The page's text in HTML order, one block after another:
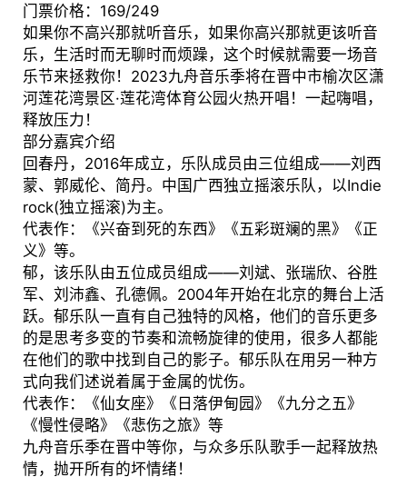
门票价格：169/249
如果你不高兴那就听音乐，如果你高兴那就更该听音
乐，生活时而无聊时而烦躁，这个时候就需要一场音
乐节来拯救你！2023九舟音乐季将在晋中市榆次区潇
河莲花湾景区·莲花湾体育公园火热开唱！一起嗨唱，
释放压力！
部分嘉宾介绍
回春丹，2016年成立，乐队成员由三位组成——刘西
蒙、郭威伦、简丹。中国广西独立摇滚乐队，以Indie
rock(独立摇滚)为主。
代表作：《兴奋到死的东西》《五彩斑斓的黑》《正
义》等。
郁，该乐队由五位成员组成——刘斌、张瑞欣、谷胜
军、刘沛鑫、孔德佩。2004年开始在北京的舞台上活
跃。郁乐队一直有自己独特的风格，他们的音乐更多
的是思考多变的节奏和流畅旋律的使用，很多人都能
在他们的歌中找到自己的影子。郁乐队在用另一种方
式向我们述说着属于金属的忧伤。
代表作：《仙女座》《日落伊甸园》《九分之五》
《慢性侵略》《悲伤之旅》等
九舟音乐季在晋中等你，与众多乐队歌手一起释放热
情，抛开所有的坏情绪！